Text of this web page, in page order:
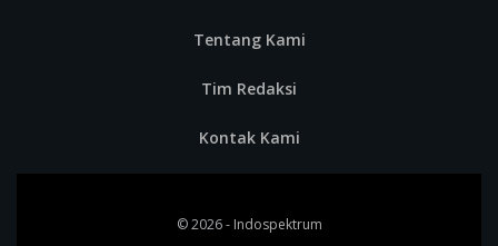
Tentang Kami
Tim Redaksi
Kontak Kami
© 2026 - Indospektrum